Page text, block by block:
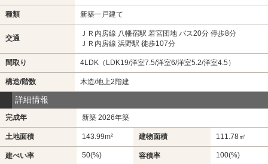
種類 新築一戸建て
交通
ＪＲ内房線 八幡宿駅 若宮団地 バス20分 停歩8分
ＪＲ内房線 浜野駅 徒歩107分
間取り 4LDK（LDK19/洋室7.5/洋室6/洋室5.2/洋室4.5）
構造/階数 木造/地上2階建
詳細情報
完成年 新築 2026年築
土地面積 143.99m² 建物面積 111.78㎡
建ぺい率 50(%) 容積率 100(%)